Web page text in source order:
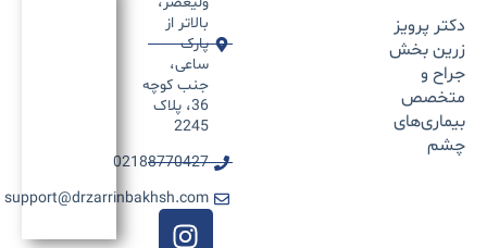
دکتر پرویز
زرین بخش
جراح و
متخصص
بیماری‌های
چشم
بالاتر از
پارک
ساعی،
جنب کوچه
36، پلاک
2245
02188770427
support@drzarrinbakhsh.com